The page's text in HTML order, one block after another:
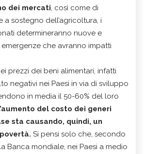
dei mercati, così come di
a sostegno dell’agricoltura, i
determineranno nuove e
che avranno impatti
prezzi dei beni alimentari, infatti
negativi nei Paesi in via di sviluppo
in media il 50-60% del loro
del costo dei generi
sta causando, quindi, un
Si pensi solo che, secondo
Banca mondiale, nei Paesi a medio